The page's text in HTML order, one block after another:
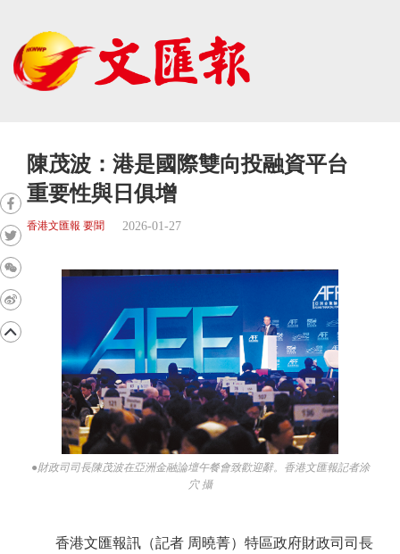
陳茂波：港是國際雙向投融資平台
重要性與日俱增
香港文匯報 要聞 2026-01-27
●財政司司長陳茂波在亞洲金融論壇午餐會致歡迎辭。香港文匯報記者涂
穴 攝
香港文匯報訊（記者 周曉菁）特區政府財政司司長